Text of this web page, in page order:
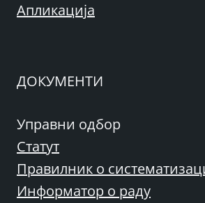
Апликација
ДОКУМЕНТИ
Управни одбор
Статут
Правилник о
Информатор о раду